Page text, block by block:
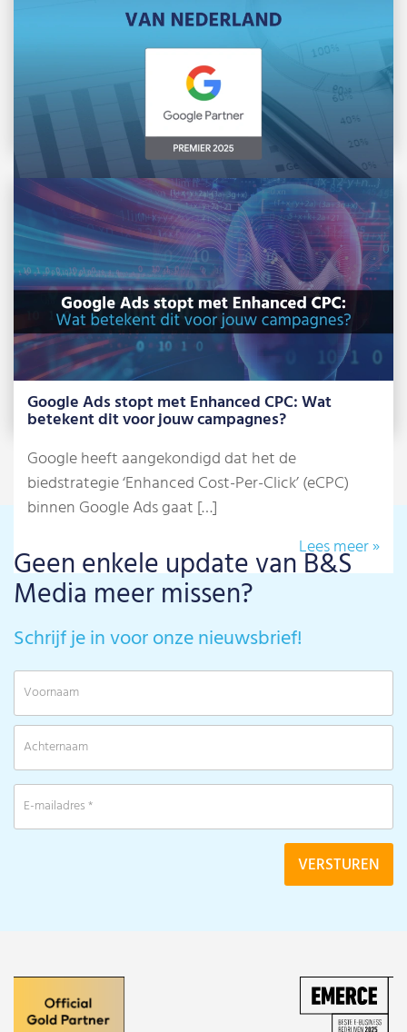
B&S Media ook in 2025 bij de top 3% Google
Ads-bureaus in NL
We behoren ook in 2025 tot de beste 3% Google
Ads-experts van Nederland. Via […]
Lees meer »
Google Ads stopt met Enhanced CPC: Wat
betekent dit voor jouw campagnes?
Google heeft aangekondigd dat het de
biedstrategie ‘Enhanced Cost-Per-Click’ (eCPC)
binnen Google Ads gaat […]
Lees meer »
Geen enkele update van B&S
Media meer missen?
Schrijf je in voor onze nieuwsbrief!